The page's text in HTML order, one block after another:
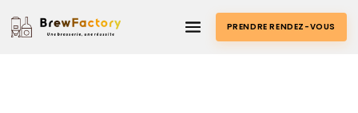
PRENDRE RENDEZ-VOUS